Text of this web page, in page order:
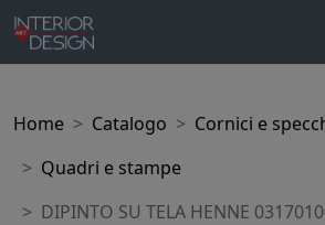
Home Catalogo
Cornici e
Quadri e stampe
DIPINTO SU TELA HENNE